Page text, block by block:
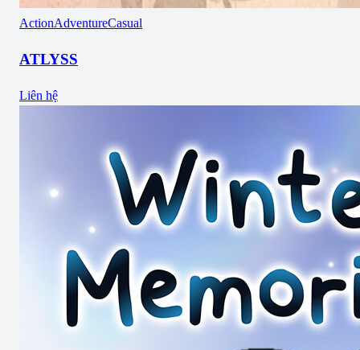
ActionAdventureCasual
ATLYSS
Liên hệ